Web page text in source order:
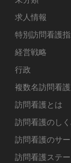
求人情報
特別訪問看護
経営戦略
行政
複数名訪問看
訪問看護とは
訪問看護のし
訪問看護のサ
訪問看護ステ